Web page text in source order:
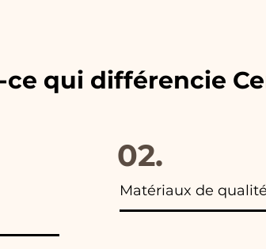
ce qui différencie
02.
Matériaux de qualité